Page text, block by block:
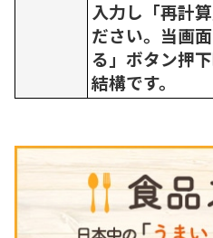
入力し「再計
ださい。当画
る」ボタン押
結構です。